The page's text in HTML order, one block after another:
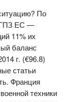
По
ЕС —
11% их
баланс
г. (€96.8)
статьи
Франция
техники